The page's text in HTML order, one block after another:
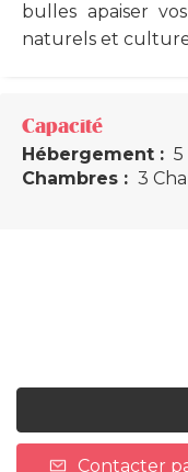
bulles apaiser
naturels et
Capacité
Hébergement : 5
Chambres : 3
Contacter